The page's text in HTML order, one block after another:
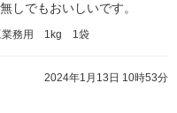
しでもおいしいです。
業務用 1kg 1袋
2024年1月13日 10時53分